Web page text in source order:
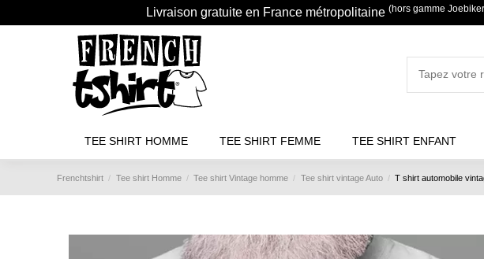
Livraison gratuite en France métropolitaine (hors gamme
TEE SHIRT HOMME TEE SHIRT FEMME TEE SHIRT ENFANT
Frenchtshirt Tee shirt Homme Tee shirt Vintage homme Tee shirt vintage Auto T shirt automobile